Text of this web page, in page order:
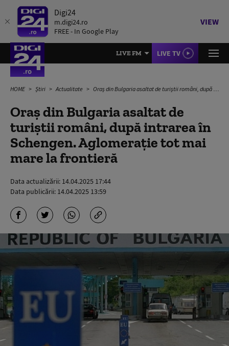
Digi24
m.digi24.ro
FREE - In Google Play
VIEW
LIVE FM LIVE TV
HOME Știri Actualitate Oraș din Bulgaria asaltat de turiștii români, după intrarea în Schengen. Aglomerație tot mai mare la frontieră
Oraș din Bulgaria asaltat de
turiștii români, după intrarea în
Schengen. Aglomerație tot mai
mare la frontieră
Data actualizării: 14.04.2025 17:44
Data publicării: 14.04.2025 13:59